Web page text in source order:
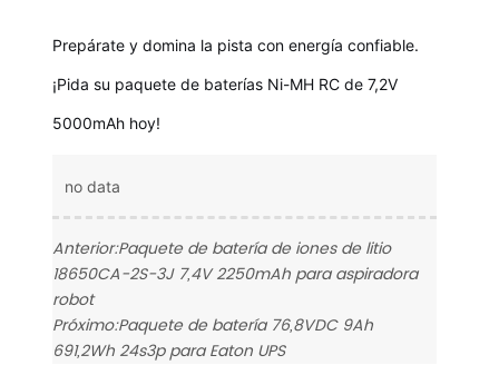
Prepárate y domina la pista con energía confiable.
¡Pida su paquete de baterías Ni-MH RC de 7,2V
5000mAh hoy!
no data
Anterior:Paquete de batería de iones de litio
18650CA-2S-3J 7,4V 2250mAh para aspiradora
robot
Próximo:Paquete de batería 76,8VDC 9Ah
691,2Wh 24s3p para Eaton UPS